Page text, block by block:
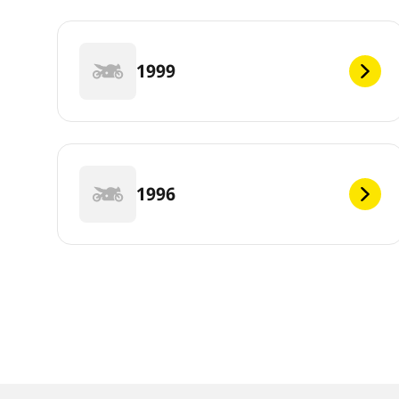
1999
1996